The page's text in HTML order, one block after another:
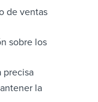
de ventas
sobre los
precisa
la